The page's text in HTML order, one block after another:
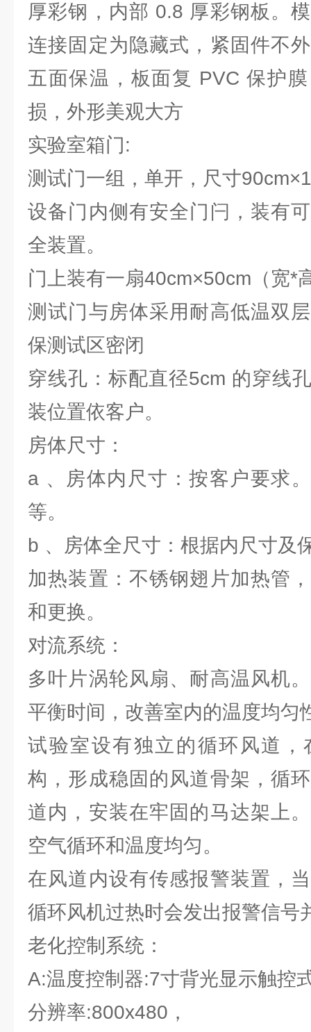
厚彩钢，内部 0.8 厚彩钢板。
连接固定为隐藏式，紧固件不
五面保温，板面复 PVC 保护
损，外形美观大方
实验室箱门:
测试门一组，单开，尺寸
设备门内侧有安全门闩，装有
全装置。
门上装有一扇40cm×50cm（宽*
测试门与房体采用耐高低温双
保测试区密闭
穿线孔：标配直径5cm 的穿线
装位置依客户。
房体尺寸：
a 、房体内尺寸：按客户要求
等。
b 、房体全尺寸：根据内尺寸及
加热装置：不锈钢翅片加热管
和更换。
对流系统：
多叶片涡轮风扇、耐高温风机
平衡时间，改善室内的温度均匀
试验室设有独立的循环风道，
构，形成稳固的风道骨架，循
道内，安装在牢固的马达架上
空气循环和温度均匀。
在风道内设有传感报警装置，
循环风机过热时会发出报警信号
老化控制系统：
A:温度控制器:7寸背光显示触控
分辨率:800x480，